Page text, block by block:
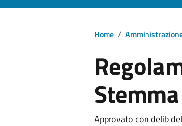
Home /
Stemma
Approvato con delib